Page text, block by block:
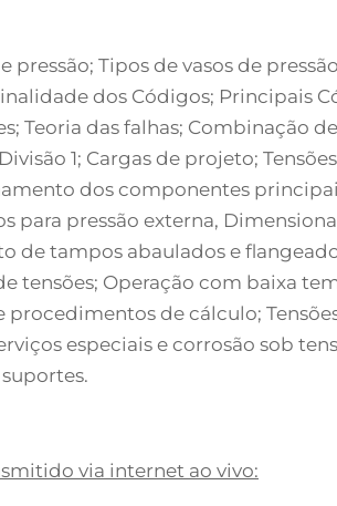
pressão; Tipos de vasos de
dos Códigos; Principais
Teoria das falhas; Combinação
1; Cargas de projeto;
dos componentes
para pressão externa,
de tampos abaulados e
tensões; Operação com baixa
procedimentos de cálculo;
especiais e corrosão sob
via internet ao vivo: